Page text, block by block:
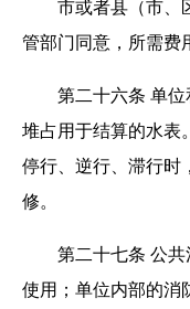
市或者县（市、
管部门同意，所需费
第二十六条 单位
堆占用于结算的水表
停行、逆行、滞行时
修。
第二十七条 公
使用；单位内部的消